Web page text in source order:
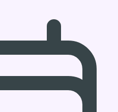
Hamilton
recevait Thomas Hamilton
sur BX1+.